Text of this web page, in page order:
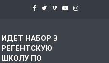
ИДЕТ НАБОР В
РЕГЕНТСКУЮ
ШКОЛУ ПО